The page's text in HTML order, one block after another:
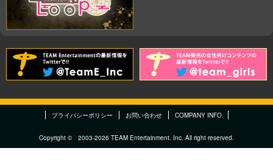
プライバシーポリシー お問い合わせ COMPANY INFO
Copyright © 2003-2026 TEAM Entertainment. Inc. All right reserved.